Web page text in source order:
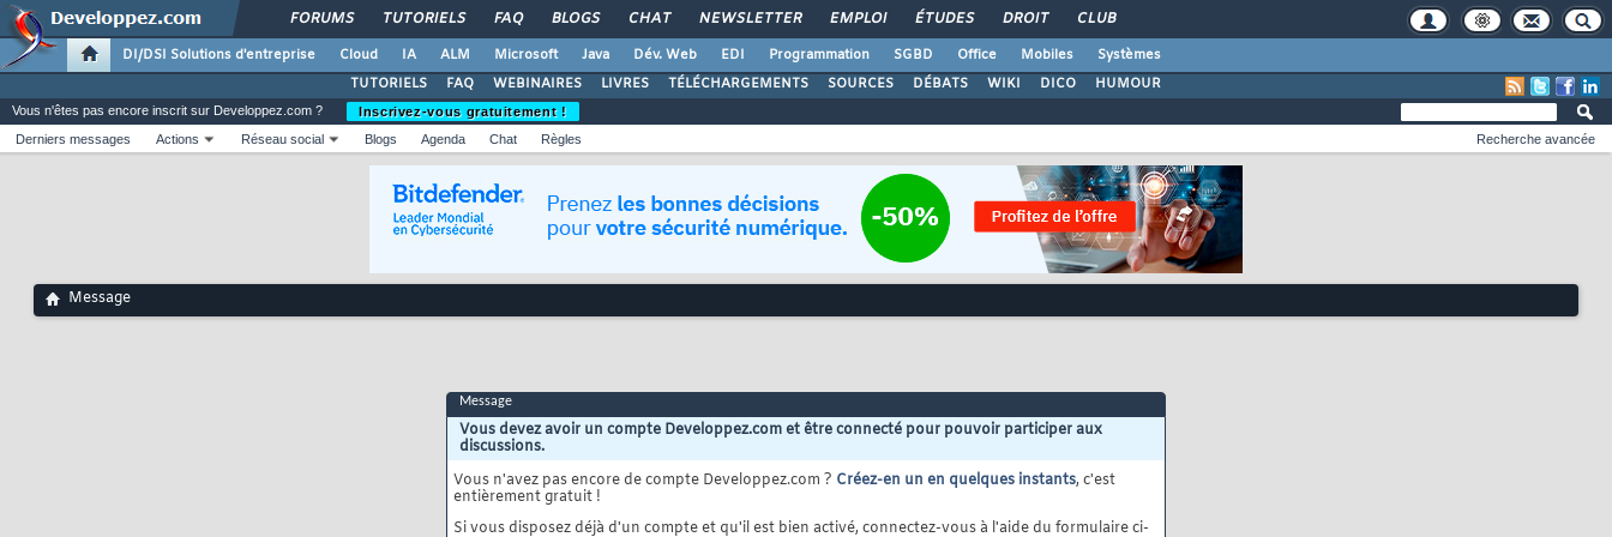
FORUMS TUTORIELS FAQ BLOGS CHAT NEWSLETTER EMPLOI ÉTUDES DROIT CLUB
DI/DSI Solutions d'entreprise Cloud IA ALM Microsoft Java Dév. Web EDI Programmation SGBD Office Mobiles
Systèmes
TUTORIELS
FAQ WEBINAIRES LIVRES TÉLÉCHARGEMENTS SOURCES DÉBATS WIKI DICO HUMOUR
Vous n'êtes pas encore inscrit sur Developpez.com ?
Inscrivez-vous gratuitement !
Derniers messages
Actions Réseau social Blogs Agenda Chat Règles Recherche avancée
Message
Message
Vous devez avoir un compte Developpez.com et être connecté pour pouvoir participer aux
discussions.
Vous n'avez pas encore de compte Developpez.com ? Créez-en un en quelques instants, c'est
entièrement gratuit !
Si vous disposez déjà d'un compte et qu'il est bien activé, connectez-vous à l'aide du formulaire ci-